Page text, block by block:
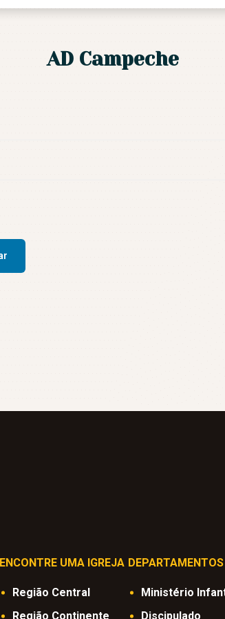
AD Campeche
ENCONTRE UMA IGREJA
Região Central
Região Continente
DEPARTAMENTOS
Ministério
Discipulado